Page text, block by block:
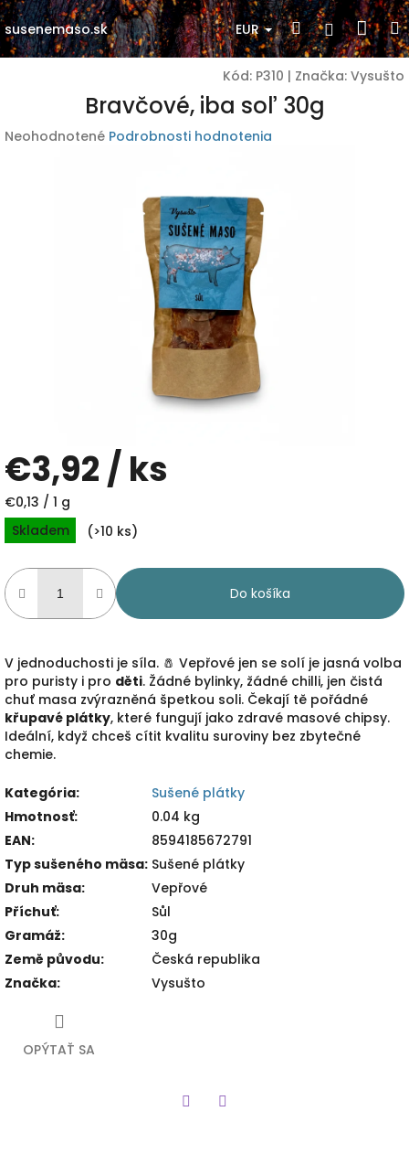
Prejsť
na
obsah
susenemaso.sk EUR Hľadať
Kód: P310 | Značka: Vysušto
Bravčové, iba soľ 30g
Priemerné
Neohodnotené Podrobnosti hodnotenia
€3,92/ ks
Jednotková
cena:
€0,13 / 1 g
Skladem
(>10 ks)
Do košíka
V jednoduchosti je síla. 🧂 Vepřové jen se solí je jasná volba
pro puristy i pro děti. Žádné bylinky, žádné chilli, jen čistá
chuť masa zvýrazněná špetkou soli. Čekají tě pořádné
křupavé plátky, které fungují jako zdravé masové chipsy.
Ideální, když chceš cítit kvalitu suroviny bez zbytečné
chemie.
Kategória:
Sušené plátky
Hmotnosť:
0.04 kg
EAN:
8594185672791
Typ sušeného mäsa: Sušené plátky
Druh mäsa:
Vepřové
Příchuť:
Sůl
Gramáž:
30g
Země původu:
Česká republika
Značka: Vysušto
OPÝTAŤ SA